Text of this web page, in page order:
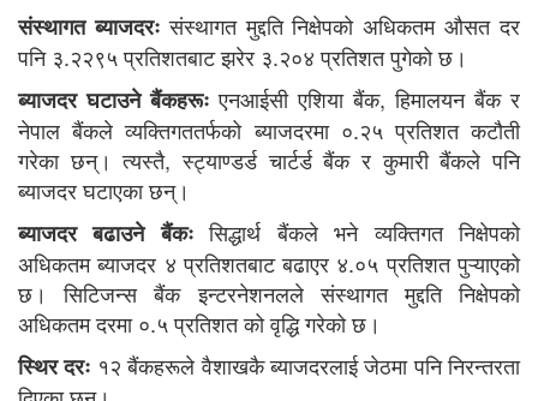
संस्थागत ब्याजदरःसंस्थागत मुद्दति निक्षेपको अधिकतम औसत दर
पनि ३.२२९५ प्रतिशतबाट झरेर ३.२०४ प्रतिशत पुगेको छ।
ब्याजदर घटाउने बैंकहरूः एनआईसी एशिया बैंक, हिमालयन बैंक र
नेपाल बैंकले व्यक्तिगततर्फको ब्याजदरमा ०.२५ प्रतिशत कटौती
गरेका छन्। त्यस्तै, स्ट्याण्डर्ड चार्टर्ड बैंक र कुमारी बैंकले पनि
ब्याजदर घटाएका छन्।
ब्याजदर बढाउने बैंकःसिद्धार्थ बैंकले भने व्यक्तिगत निक्षेपको
अधिकतम ब्याजदर ४ प्रतिशतबाट बढाएर ४.०५ प्रतिशत पुऱ्याएको
छ। सिटिजन्स बैंक इन्टरनेशनलले संस्थागत मुद्दति निक्षेपको
अधिकतम दरमा ०.५ प्रतिशत को वृद्धि गरेको छ।
स्थिर दरः १२ बैंकहरूले वैशाखकै ब्याजदरलाई जेठमा पनि निरन्तरता